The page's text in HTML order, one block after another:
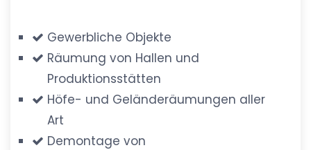
Gewerbliche Objekte
Räumung von Hallen und
Produktionsstätten
Höfe- und Geländeräumungen aller
Art
Demontage von